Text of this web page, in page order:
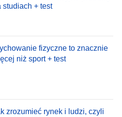
studiach + test
fizyczne to znacznie
niż sport + test
zrozumieć rynek i ludzi, czyli